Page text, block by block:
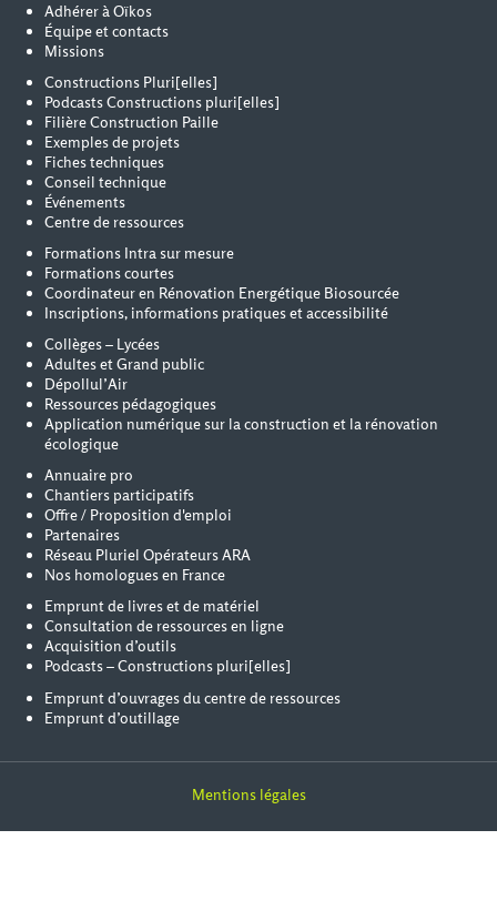
Adhérer à Oïkos
Équipe et contacts
Missions
Constructions Pluri[elles]
Podcasts Constructions pluri[elles]
Filière Construction Paille
Exemples de projets
Fiches techniques
Conseil technique
Événements
Centre de ressources
Formations Intra sur mesure
Formations courtes
Coordinateur en Rénovation Energétique Biosourcée
Inscriptions, informations pratiques et accessibilité
Collèges – Lycées
Adultes et Grand public
Dépollul’Air
Ressources pédagogiques
Application numérique sur la construction et la rénovation
écologique
Annuaire pro
Chantiers participatifs
Offre / Proposition d'emploi
Partenaires
Réseau Pluriel Opérateurs ARA
Nos homologues en France
Emprunt de livres et de matériel
Consultation de ressources en ligne
Acquisition d’outils
Podcasts – Constructions pluri[elles]
Emprunt d’ouvrages du centre de ressources
Emprunt d’outillage
Mentions légales